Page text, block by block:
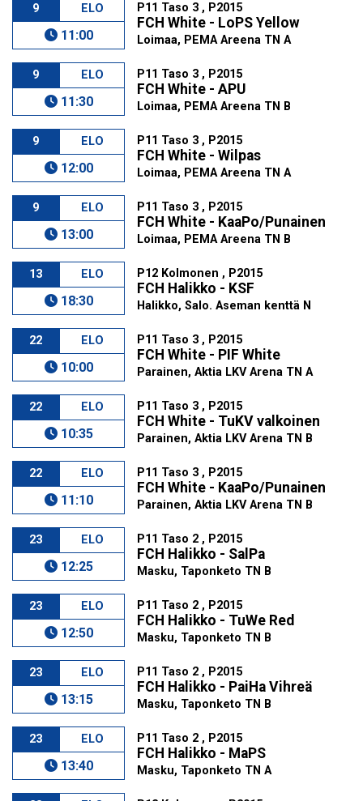
9 ELO
11:00
P11 Taso 3 , P2015
FCH White - LoPS Yellow
Loimaa, PEMA Areena TN A
9 ELO
11:30
P11 Taso 3 , P2015
FCH White - APU
Loimaa, PEMA Areena TN B
9 ELO
12:00
P11 Taso 3 , P2015
FCH White - Wilpas
Loimaa, PEMA Areena TN A
9 ELO
13:00
P11 Taso 3 , P2015
FCH White - KaaPo/Punainen
Loimaa, PEMA Areena TN B
13 ELO
18:30
P12 Kolmonen , P2015
FCH Halikko - KSF
Halikko, Salo. Aseman kenttä N
22 ELO
10:00
P11 Taso 3 , P2015
FCH White - PIF White
Parainen, Aktia LKV Arena TN A
22 ELO
10:35
P11 Taso 3 , P2015
FCH White - TuKV valkoinen
Parainen, Aktia LKV Arena TN B
22 ELO
11:10
P11 Taso 3 , P2015
FCH White - KaaPo/Punainen
Parainen, Aktia LKV Arena TN B
23 ELO
12:25
P11 Taso 2 , P2015
FCH Halikko - SalPa
Masku, Taponketo TN B
23 ELO
12:50
P11 Taso 2 , P2015
FCH Halikko - TuWe Red
Masku, Taponketo TN B
23 ELO
13:15
P11 Taso 2 , P2015
FCH Halikko - PaiHa Vihreä
Masku, Taponketo TN B
23 ELO
13:40
P11 Taso 2 , P2015
FCH Halikko - MaPS
Masku, Taponketo TN A